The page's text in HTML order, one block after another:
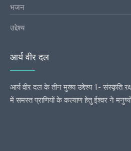
भजन
उद्देश्य
आर्य वीर दल
आर्य वीर दल के तीन मुख्य उद्देश्य 1- संस्कृति
में समस्त प्राणियों के कल्याण हेतु ईश्वर ने